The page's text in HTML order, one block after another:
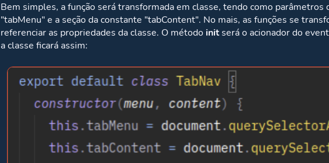
Bem simples, a função será transformada em classe, tendo como
"tabMenu" e a seção da constante "tabContent". No mais, as funções se
referenciar as propriedades da classe. O método initserá o acionador do
a classe ficará assim: